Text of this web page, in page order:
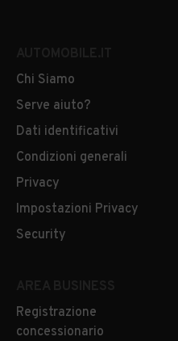
Chi Siamo
Serve aiuto?
Dati identificativi
Condizioni generali
Privacy
Impostazioni Privacy
Security
Registrazione
concessionario